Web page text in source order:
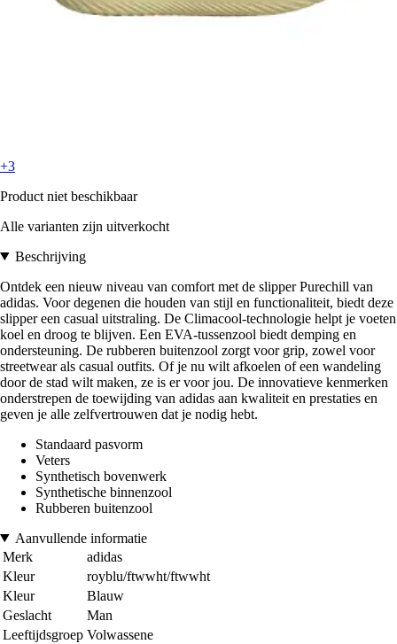
+3
Product niet beschikbaar
Alle varianten zijn uitverkocht
Beschrijving
Ontdek een nieuw niveau van comfort met de slipper Purechill van
adidas. Voor degenen die houden van stijl en functionaliteit, biedt deze
slipper een casual uitstraling. De Climacool-technologie helpt je voeten
koel en droog te blijven. Een EVA-tussenzool biedt demping en
ondersteuning. De rubberen buitenzool zorgt voor grip, zowel voor
streetwear als casual outfits. Of je nu wilt afkoelen of een wandeling
door de stad wilt maken, ze is er voor jou. De innovatieve kenmerken
onderstrepen de toewijding van adidas aan kwaliteit en prestaties en
geven je alle zelfvertrouwen dat je nodig hebt.
Standaard pasvorm
Veters
Synthetisch bovenwerk
Synthetische binnenzool
Rubberen buitenzool
Aanvullende informatie
Merk
adidas
Kleur
royblu/ftwwht/ftwwht
Kleur
Blauw
Geslacht
Man
Leeftijdsgroep Volwassene